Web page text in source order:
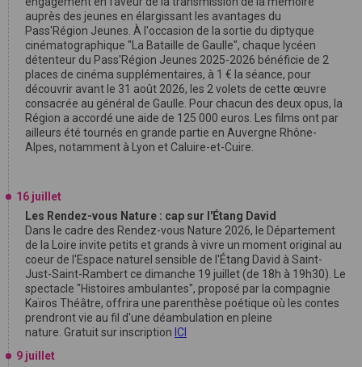
auprès des jeunes en élargissant les avantages du
Pass'Région Jeunes. À l'occasion de la sortie du diptyque
cinématographique "La Bataille de Gaulle", chaque lycéen
détenteur du Pass'Région Jeunes 2025-2026 bénéficie de 2
places de cinéma supplémentaires, à 1 € la séance, pour
découvrir avant le 31 août 2026, les 2 volets de cette œuvre
consacrée au général de Gaulle. Pour chacun des deux opus, la
Région a accordé une aide de 125 000 euros. Les films ont par
ailleurs été tournés en grande partie en Auvergne Rhône-
Alpes, notamment à Lyon et Caluire-et-Cuire.
16 juillet
Les Rendez-vous Nature : cap sur l'Étang David
Dans le cadre des Rendez-vous Nature 2026, le Département
de la Loire invite petits et grands à vivre un moment original au
coeur de l'Espace naturel sensible de l'Étang David à Saint-
Just-Saint-Rambert ce dimanche 19 juillet (de 18h à 19h30). Le
spectacle "Histoires ambulantes", proposé par la compagnie
Kaïros Théâtre, offrira une parenthèse poétique où les contes
prendront vie au fil d'une déambulation en pleine
nature. Gratuit sur inscription ICI
9 juillet